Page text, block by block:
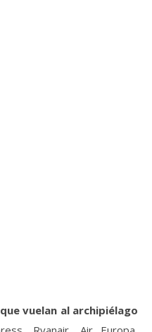
vuelan al archipiélago